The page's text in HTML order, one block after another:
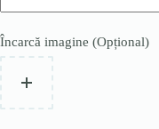
Încarcă imagine (Opțional)